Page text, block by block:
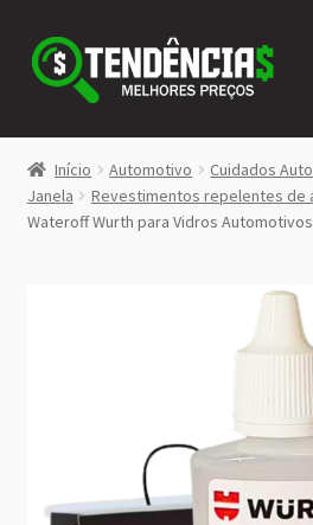
Pular
para
navegação
Pular
para
conteúdo
LOJA
<>
Início Automotivo Cuidados
Janela
Revestimentos repelentes de
Wateroff Wurth para Vidros Automotivos